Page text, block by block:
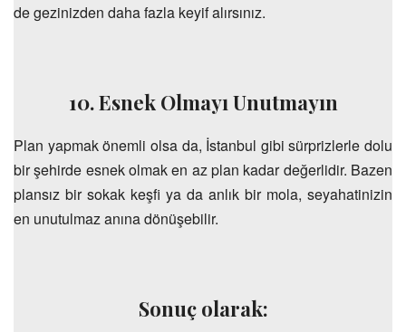
de gezinizden daha fazla keyif alırsınız.
10. Esnek Olmayı Unutmayın
Plan yapmak önemli olsa da, İstanbul gibi sürprizlerle dolu
bir şehirde esnek olmak en az plan kadar değerlidir. Bazen
plansız bir sokak keşfi ya da anlık bir mola, seyahatinizin
en unutulmaz anına dönüşebilir.
Sonuç olarak: